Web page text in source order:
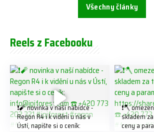
Všechny články
Reels z Facebooku
❗️🧨 novinka v naší nabídce -
Regon R4 ℹ️ k vidění u nás v
Ústí, napište si o ceník:
❗️🪓
skladem
ceny a